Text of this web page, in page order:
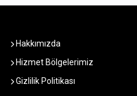
Hakkımızda
Hizmet Bölgelerimiz
Gizlilik Politikası